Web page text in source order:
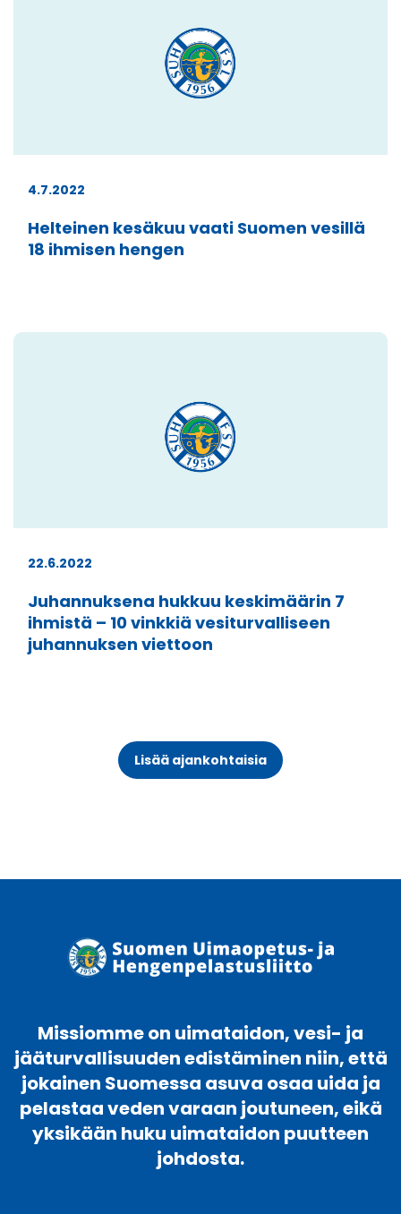
4.7.2022
Helteinen kesäkuu vaati Suomen vesillä
18 ihmisen hengen
22.6.2022
Juhannuksena hukkuu keskimäärin 7
ihmistä – 10 vinkkiä vesiturvalliseen
juhannuksen viettoon
Lisää ajankohtaisia
Missiomme on uimataidon, vesi- ja
jääturvallisuuden edistäminen niin, että
jokainen Suomessa asuva osaa uida ja
pelastaa veden varaan joutuneen, eikä
yksikään huku uimataidon puutteen
johdosta.